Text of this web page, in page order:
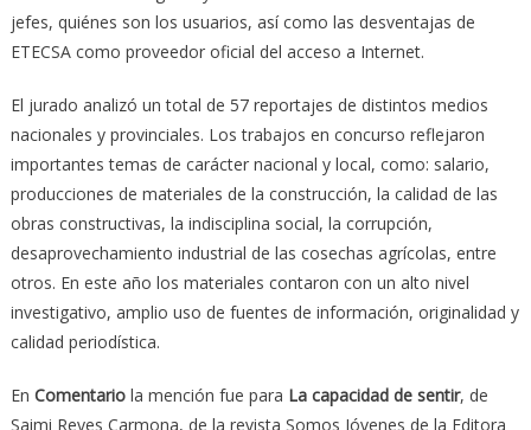
jefes, quiénes son los usuarios, así como las desventajas de
ETECSA como proveedor oficial del acceso a Internet.
El jurado analizó un total de 57 reportajes de distintos medios
nacionales y provinciales. Los trabajos en concurso reflejaron
importantes temas de carácter nacional y local, como: salario,
producciones de materiales de la construcción, la calidad de las
obras constructivas, la indisciplina social, la corrupción,
desaprovechamiento industrial de las cosechas agrícolas, entre
otros. En este año los materiales contaron con un alto nivel
investigativo, amplio uso de fuentes de información, originalidad y
calidad periodística.
En Comentario la mención fue para La capacidad de sentir, de
Saimi Reyes Carmona, de la revista Somos Jóvenes de la Editora